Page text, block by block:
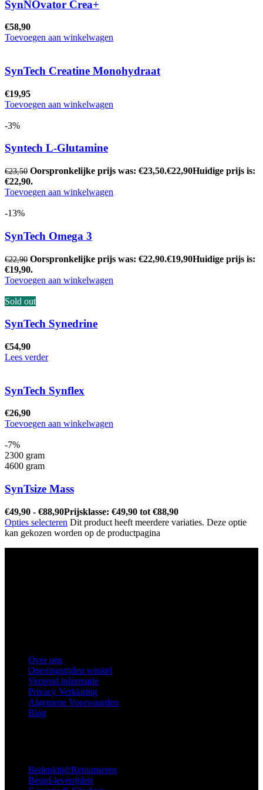
SynNOvator Crea+
€58,90
Toevoegen aan winkelwagen
SynTech Creatine Monohydraat
€19,95
Toevoegen aan winkelwagen
-3%
Syntech L-Glutamine
€23,50 Oorspronkelijke prijs was: €23,50.€22,90Huidige prijs is:
€22,90.
Toevoegen aan winkelwagen
-13%
SynTech Omega 3
€22,90 Oorspronkelijke prijs was: €22,90.€19,90Huidige prijs is:
€19,90.
Toevoegen aan winkelwagen
Sold out
SynTech Synedrine
€54,90
Lees verder
SynTech Synflex
€26,90
Toevoegen aan winkelwagen
-7%
2300 gram
4600 gram
SynTsize Mass
€49,90 - €88,90Prijsklasse: €49,90 tot €88,90
Opties selecteren Dit product heeft meerdere variaties. Deze optie
kan gekozen worden op de productpagina
Over ons
Openingstijden winkel
Verzend informatie
Privacy Verklaring
Algemene Voorwaarden
Blog
Bedenktijd/Retourneren
Bestel-levertijden